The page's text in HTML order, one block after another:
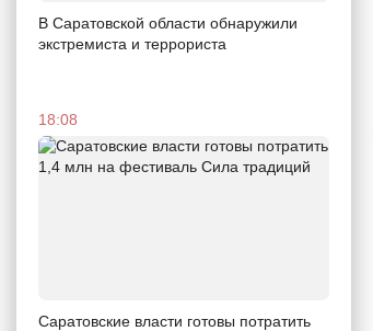
В Саратовской области обнаружили
экстремиста и террориста
18:08
Саратовские власти готовы потратить